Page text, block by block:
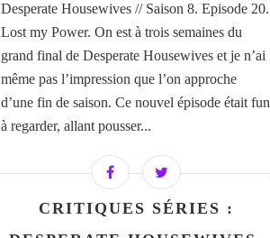
Desperate Housewives // Saison 8. Episode 20.
Lost my Power. On est à trois semaines du
grand final de Desperate Housewives et je n’ai
même pas l’impression que l’on approche
d’une fin de saison. Ce nouvel épisode était fun
à regarder, allant pousser...
CRITIQUES SÉRIES :